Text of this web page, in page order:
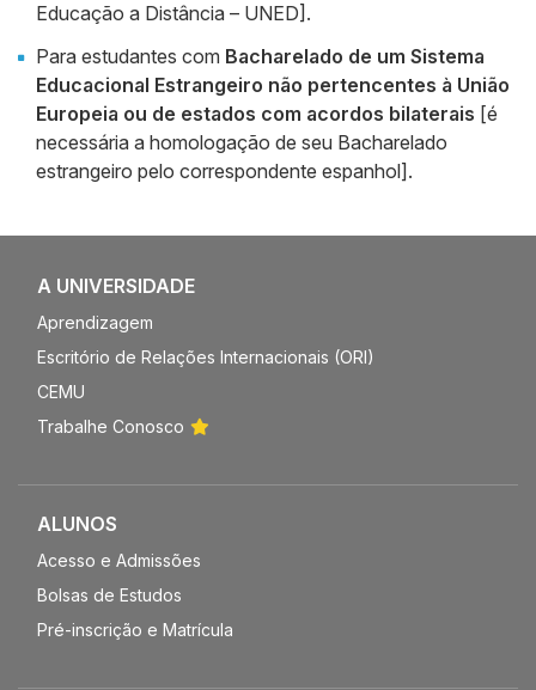
Educação a Distância – UNED].
Para estudantes com Bacharelado de um Sistema
Educacional Estrangeiro não pertencentes à União
Europeia ou de estados com acordos bilaterais [é
necessária a homologação de seu Bacharelado
estrangeiro pelo correspondente espanhol].
A UNIVERSIDADE
Aprendizagem
Escritório de Relações Internacionais (ORI)
CEMU
Trabalhe Conosco
ALUNOS
Acesso e Admissões
Bolsas de Estudos
Pré-inscrição e Matrícula